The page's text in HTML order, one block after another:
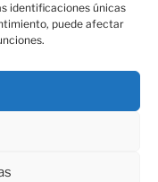
identificaciones únicas
puede afectar